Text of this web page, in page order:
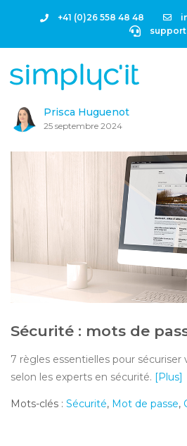
+41 (0)26 558 48 48
support
Prisca Huguenot
25 septembre 2024
Sécurité : mots de
7 règles essentielles pour sécuriser
selon les experts en sécurité. [Plus]
Mots-clés : Sécurité, Mot de passe,